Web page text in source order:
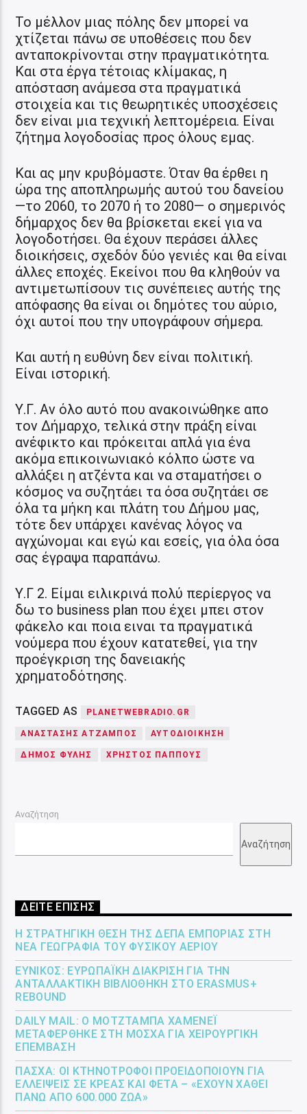
Το μέλλον μιας πόλης δεν μπορεί να
χτίζεται πάνω σε υποθέσεις που δεν
ανταποκρίνονται στην πραγματικότητα.
Και στα έργα τέτοιας κλίμακας, η
απόσταση ανάμεσα στα πραγματικά
στοιχεία και τις θεωρητικές υποσχέσεις
δεν είναι μια τεχνική λεπτομέρεια. Είναι
ζήτημα λογοδοσίας προς όλους εμας.
Και ας μην κρυβόμαστε. Όταν θα έρθει η
ώρα της αποπληρωμής αυτού του δανείου
—το 2060, το 2070 ή το 2080— ο σημερινός
δήμαρχος δεν θα βρίσκεται εκεί για να
λογοδοτήσει. Θα έχουν περάσει άλλες
διοικήσεις, σχεδόν δύο γενιές και θα είναι
άλλες εποχές. Εκείνοι που θα κληθούν να
αντιμετωπίσουν τις συνέπειες αυτής της
απόφασης θα είναι οι δημότες του αύριο,
όχι αυτοί που την υπογράφουν σήμερα.
Και αυτή η ευθύνη δεν είναι πολιτική.
Είναι ιστορική.
Υ.Γ. Αν όλο αυτό που ανακοινώθηκε απο
τον Δήμαρχο, τελικά στην πράξη είναι
ανέφικτο και πρόκειται απλά για ένα
ακόμα επικοινωνιακό κόλπο ώστε να
αλλάξει η ατζέντα και να σταματήσει ο
κόσμος να συζητάει τα όσα συζητάει σε
όλα τα μήκη και πλάτη του Δήμου μας,
τότε δεν υπάρχει κανένας λόγος να
αγχώνομαι και εγώ και εσείς, για όλα όσα
σας έγραψα παραπάνω.
Υ.Γ 2. Είμαι ειλικρινά πολύ περίεργος να
δω το business plan που έχει μπει στον
φάκελο και ποια ειναι τα πραγματικά
νούμερα που έχουν κατατεθεί, για την
προέγκριση της δανειακής
χρηματοδότησης.
TAGGED AS PLANETWEBRADIO.GR
ΑΝΑΣΤΆΣΗΣ ΑΤΖΆΜΠΟΣ ΑΥΤΟΔΙΟΊΚΗΣΗ
ΔΉΜΟΣ ΦΥΛΉΣ ΧΡΉΣΤΟΣ ΠΑΠΠΟΎΣ
Αναζήτηση
Αναζήτηση
ΔΕΙΤΕ ΕΠΙΣΗΣ
Η ΣΤΡΑΤΗΓΙΚΉ ΘΈΣΗ ΤΗΣ ΔΕΠΑ ΕΜΠΟΡΊΑΣ ΣΤΗ
ΝΈΑ ΓΕΩΓΡΑΦΊΑ ΤΟΥ ΦΥΣΙΚΟΎ ΑΕΡΊΟΥ
ΕΎΝΙΚΟΣ: ΕΥΡΩΠΑΪΚΉ ΔΙΆΚΡΙΣΗ ΓΙΑ ΤΗΝ
ΑΝΤΑΛΛΑΚΤΙΚΉ ΒΙΒΛΙΟΘΉΚΗ ΣΤΟ ERASMUS+
REBOUND
DAILY MAIL: Ο ΜΟΤΖΤΆΜΠΑ ΧΑΜΕΝΕΪ́
ΜΕΤΑΦΈΡΘΗΚΕ ΣΤΗ ΜΌΣΧΑ ΓΙΑ ΧΕΙΡΟΥΡΓΙΚΉ
ΕΠΈΜΒΑΣΗ
ΠΆΣΧΑ: ΟΙ ΚΤΗΝΟΤΡΌΦΟΙ ΠΡΟΕΙΔΟΠΟΙΟΎΝ ΓΙΑ
ΕΛΛΕΊΨΕΙΣ ΣΕ ΚΡΈΑΣ ΚΑΙ ΦΈΤΑ – «ΈΧΟΥΝ ΧΑΘΕΊ
ΠΆΝΩ ΑΠΌ 600.000 ΖΏΑ»